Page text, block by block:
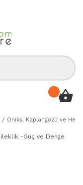
Oniks, Kaplangözü ve